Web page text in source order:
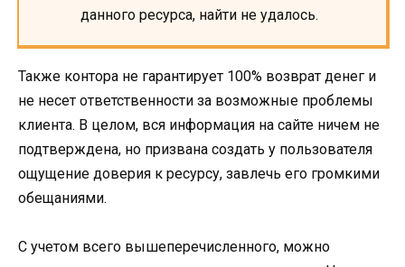
данного ресурса, найти не удалось.
Также контора не гарантирует 100% возврат денег и
не несет ответственности за возможные проблемы
клиента. В целом, вся информация на сайте ничем не
подтверждена, но призвана создать у пользователя
ощущение доверия к ресурсу, завлечь его громкими
обещаниями.
С учетом всего вышеперечисленного, можно